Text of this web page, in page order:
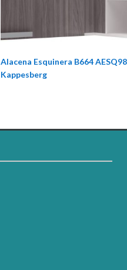
Alacena Esquinera B664 AESQ98
Kappesberg